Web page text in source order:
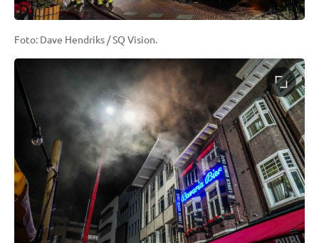
Foto: Dave Hendriks / SQ Vision.